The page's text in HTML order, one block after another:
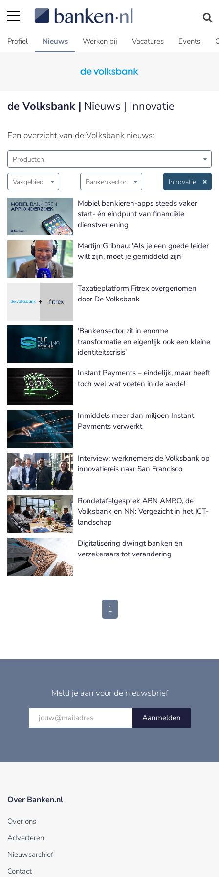
Profiel Nieuws Werken bij Vacatures Events
de Volksbank | Nieuws | Innovatie
Een overzicht van de Volksbank nieuws:
Producten
Vakgebied Bankensector Innovatie
Mobiel bankieren-apps steeds vaker
start- én eindpunt van financiële
dienstverlening
Martijn Gribnau: 'Als je een goede leider
wilt zijn, moet je gemiddeld zijn'
Taxatieplatform Fitrex overgenomen
door De Volksbank
‘Bankensector zit in enorme
transformatie en eigenlijk ook een kleine
identiteitscrisis’
Instant Payments – eindelijk, maar heeft
toch wel wat voeten in de aarde!
Inmiddels meer dan miljoen Instant
Payments verwerkt
Interview: werknemers de Volksbank op
innovatiereis naar San Francisco
Rondetafelgesprek ABN AMRO, de
Volksbank en NN: Vergezicht in het ICT-
landschap
Digitalisering dwingt banken en
verzekeraars tot verandering
1
Meld je aan voor de nieuwsbrief
Aanmelden
Over Banken.nl
Over ons
Adverteren
Nieuwsarchief
Contact